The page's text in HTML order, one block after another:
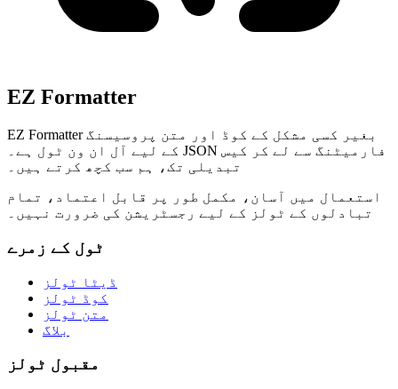
EZ Formatter
EZ Formatter بغیر کسی مشکل کے کوڈ اور متن پروسیسنگ
کے لیے آل ان ون ٹول ہے۔ JSON فارمیٹنگ سے لے کر کیس
تبدیلی تک، ہم سب کچھ کرتے ہیں۔
استعمال میں آسان، مکمل طور پر قابل اعتماد، تمام
تبادلوں کے ٹولز کے لیے رجسٹریشن کی ضرورت نہیں۔
ٹول کے زمرے
ڈیٹا ٹولز
کوڈ ٹولز
متن ٹولز
بلاگ
مقبول ٹولز